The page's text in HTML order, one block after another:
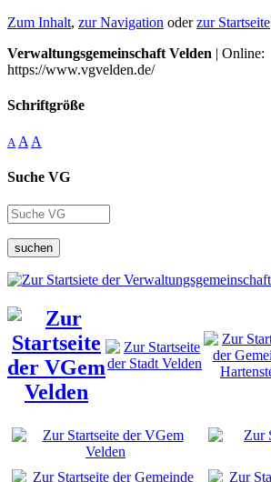
Zum Inhalt, zur Navigation oderzur Startseite
Verwaltungsgemeinschaft Velden | Online:
https://www.vgvelden.de/
Schriftgröße
A A A
Suche VG
suchen